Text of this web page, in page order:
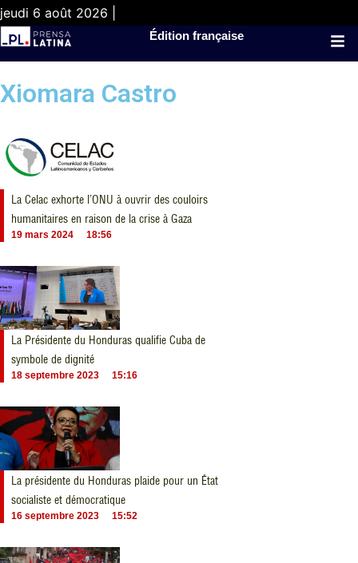
jeudi 6 août 2026 |
Édition française
Xiomara Castro
La Celac exhorte l’ONU à ouvrir des couloirs
humanitaires en raison de la crise à Gaza
19 mars 2024 18:56
La Présidente du Honduras qualifie Cuba de
symbole de dignité
18 septembre 2023 15:16
La présidente du Honduras plaide pour un État
socialiste et démocratique
16 septembre 2023 15:52